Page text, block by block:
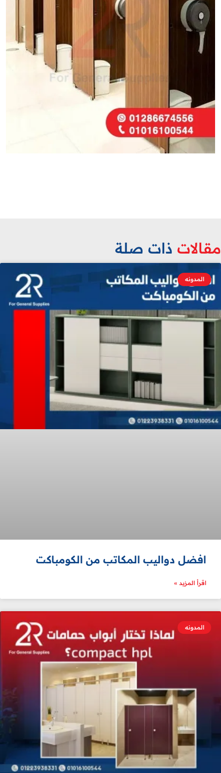
ذات صلة
المدونه
افضل دواليب المكاتب من الكومباكت
اقرأ المزيد »
المدونه